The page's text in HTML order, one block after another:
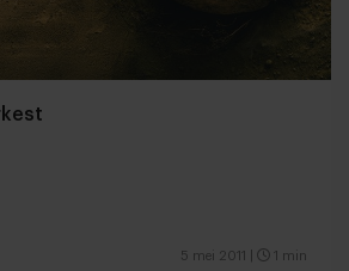
5 mei 2011 1 min